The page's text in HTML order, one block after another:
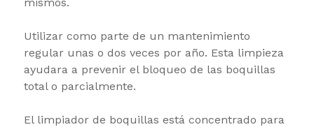
Utilizar como parte de un mantenimiento
regular unas o dos veces por año. Esta limpieza
ayudara a prevenir el bloqueo de las boquillas
total o parcialmente.
El limpiador de boquillas está concentrado para